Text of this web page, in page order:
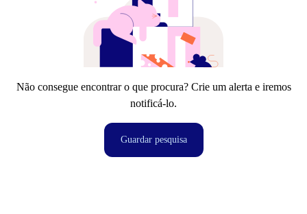
Não consegue encontrar o que procura? Crie um alerta e iremos
notificá-lo.
Guardar pesquisa